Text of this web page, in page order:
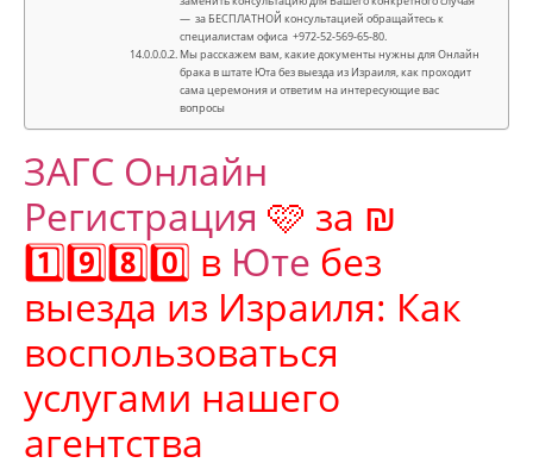
— за БЕСПЛАТНОЙ консультацией обращайтесь к
специалистам офиса +972-52-569-65-80.
Мы расскажем вам, какие документы нужны для Онлайн
брака в штате Юта без выезда из Израиля, как проходит
сама церемония и ответим на интересующие вас
вопросы
ЗАГС Онлайн
Регистрация 🩷 за ₪
1️⃣9️⃣8️⃣0️⃣ в Юте без
выезда из Израиля: Как
воспользоваться
услугами нашего
агентства